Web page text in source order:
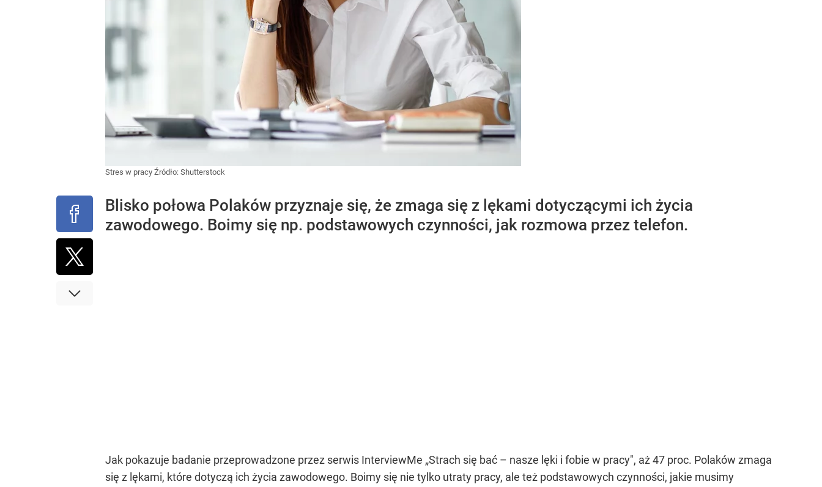
Stres w pracy Źródło: Shutterstock
Blisko połowa Polaków przyznaje się, że zmaga się z lękami dotyczącymi ich życia
zawodowego. Boimy się np. podstawowych czynności, jak rozmowa przez telefon.
Jak pokazuje badanie przeprowadzone przez serwis InterviewMe „Strach się bać – nasze lęki i fobie w pracy", aż 47 proc. Polaków zmaga
się z lękami, które dotyczą ich życia zawodowego. Boimy się nie tylko utraty pracy, ale też podstawowych czynności, jakie musimy